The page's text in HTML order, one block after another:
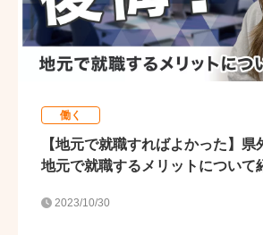
働く
【地元で就職すればよかった】県
地元で就職するメリットについて
2023/10/30